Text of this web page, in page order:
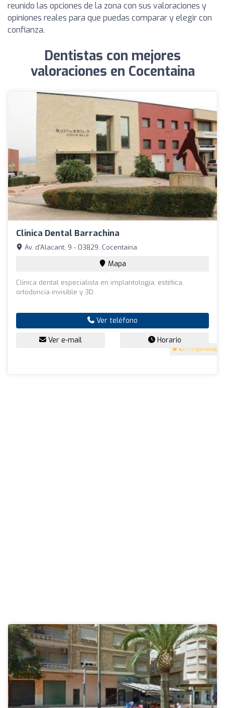
reunido las opciones de la zona con sus valoraciones y
opiniones reales para que puedas comparar y elegir con
confianza.
Dentistas con mejores
valoraciones en Cocentaina
Clinica Dental Barrachina
4.1 (13 opiniones)
Av. d'Alacant, 9 - 03829, Cocentaina
Mapa
Clínica dental especialista en implantología, estética,
ortodoncia invisible y 3D.
Ver teléfono
Ver e-mail Horario